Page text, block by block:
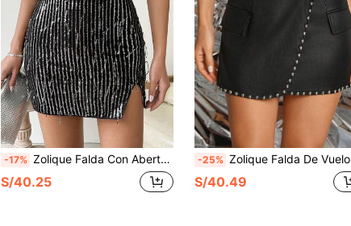
-17% Zolique Falda Con Abertura En El Dobladillo Y Cuentas Decorativas
S/40.25
-25% Zolique Falda De Vuelo Con Detalles De Cuentas Y Corte Recto
S/40.49